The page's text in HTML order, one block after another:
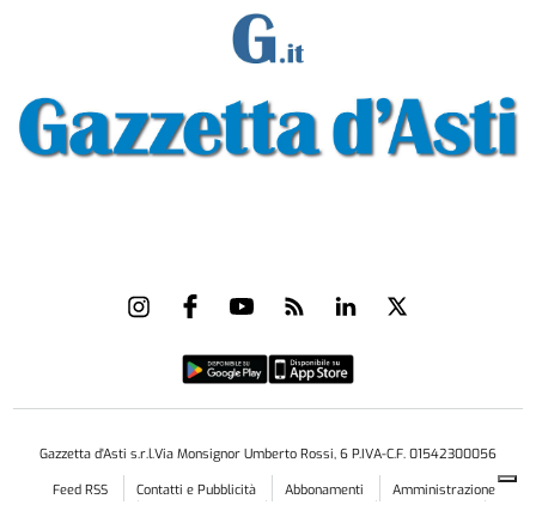
Gazzetta d'Asti s.r.l.Via Monsignor Umberto Rossi, 6 P.IVA-C.F. 01542300056
Feed RSS
Contatti e Pubblicità Abbonamenti Amministrazione